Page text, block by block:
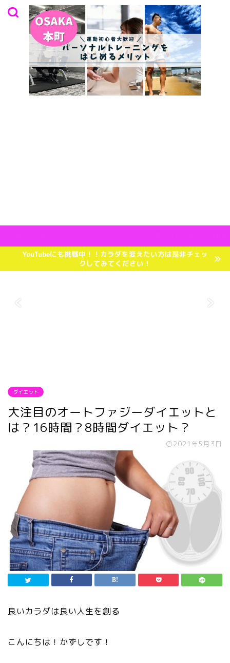
YouTubeにも挑戦中！！カラダを変えたい方は是非チェッ
クしてみてください！
ダイエット
大注目のオートファジーダイエットと
は？16時間？8時間ダイエット？
2021年5月3日
良いカラダは良い人生を創る
こんにちは！かずしです！